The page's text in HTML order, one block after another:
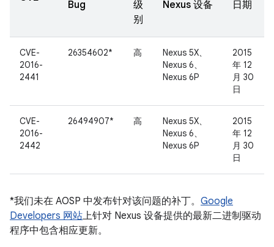
Bug
级
别
Nexus 设备 日期
CVE-
2016-
2441
26354602* 高
Nexus 5X、
Nexus 6、
Nexus 6P
2015
年 12
月 30
日
CVE-
2016-
2442
26494907* 高
Nexus 5X、
Nexus 6、
Nexus 6P
2015
年 12
月 30
日
*我们未在 AOSP 中发布针对该问题的补丁。 Google
Developers 网站上针对 Nexus 设备提供的最新二进制驱动
程序中包含相应更新。